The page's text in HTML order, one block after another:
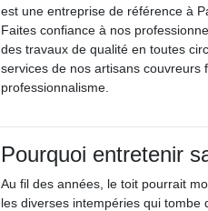
est une entreprise de référence à
Faites confiance à nos
des travaux de qualité en toutes
services de nos artisans
professionnalisme.
Pourquoi entretenir
Au fil des années, le toit pourrait
les diverses intempéries qui